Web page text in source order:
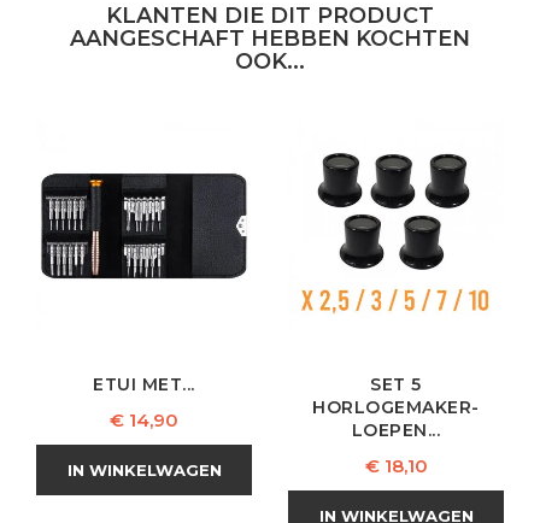
KLANTEN DIE DIT PRODUCT
AANGESCHAFT HEBBEN KOCHTEN
OOK...
ETUI MET...
Prijs
€ 14,90
IN WINKELWAGEN
SET 5
HORLOGEMAKER-
LOEPEN...
Prijs
€ 18,10
IN WINKELWAGEN